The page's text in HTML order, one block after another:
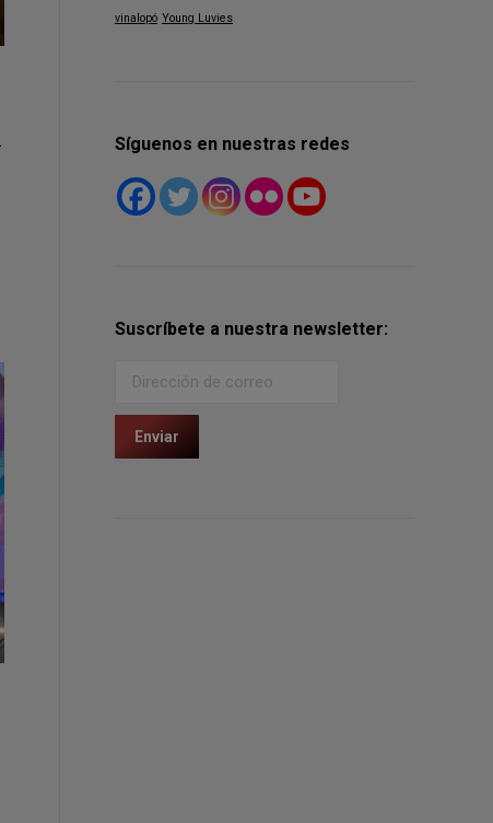
vinalopó Young Luvies
Síguenos en nuestras redes
Suscríbete a nuestra newsletter: